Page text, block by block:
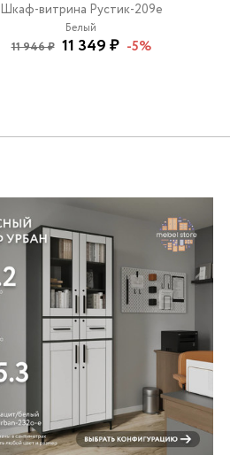
Шкаф-витрина Рустик-209e
Белый
11 946 ₽ 11 349 ₽ -5%